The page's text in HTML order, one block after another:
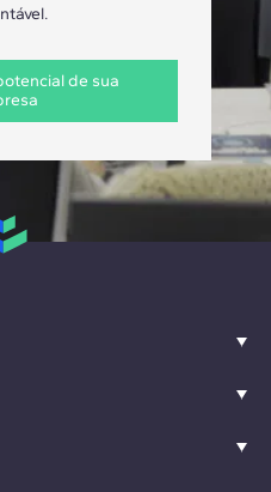
de sua